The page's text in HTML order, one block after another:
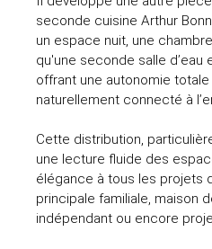
seconde cuisine Arthur
un espace nuit, une
qu'une seconde salle d’eau
offrant une autonomie
naturellement connecté à
Cette distribution,
une lecture fluide des
élégance à tous les projets
principale familiale, maison
indépendant ou encore